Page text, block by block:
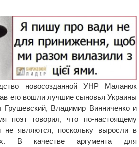
новосозданной УНР Маланюк
его вошли лучшие сыновья Украины
Грушевский, Владимир Винниченко и
поэт говорил, что по-настоящему
являются, поскольку выросли в
В качестве аргумента для